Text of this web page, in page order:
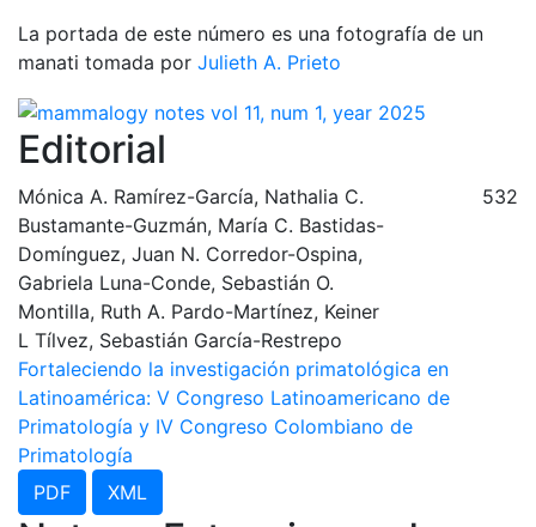
La portada de este número es una fotografía de un
manati tomada por Julieth A. Prieto
Editorial
Mónica A. Ramírez-García, Nathalia C.
Bustamante-Guzmán, María C. Bastidas-
Domínguez, Juan N. Corredor-Ospina,
Gabriela Luna-Conde, Sebastián O.
Montilla, Ruth A. Pardo-Martínez, Keiner
L Tílvez, Sebastián García-Restrepo
532
Fortaleciendo la investigación primatológica en
Latinoamérica: V Congreso Latinoamericano de
Primatología y IV Congreso Colombiano de
Primatología
PDF
XML